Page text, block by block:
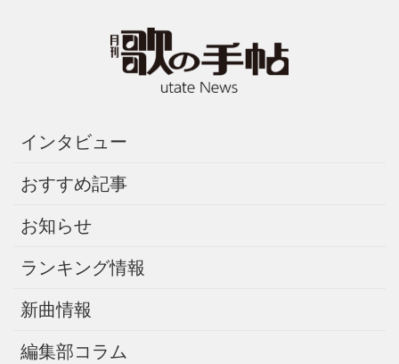
インタビュー
おすすめ記事
お知らせ
ランキング情報
新曲情報
編集部コラム